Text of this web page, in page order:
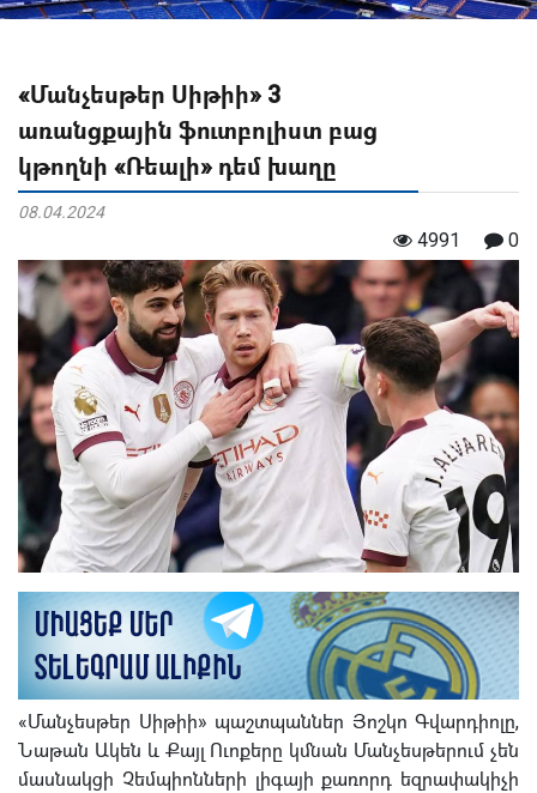
«Մանչեսթեր Սիթիի» 3
առանցքային ֆուտբոլիստ բաց
կթողնի «Ռեալի» դեմ խաղը
08.04.2024
4991 0
«Մանչեսթեր Սիթիի» պաշտպաններ Յոշկո Գվարդիոլը,
Նաթան Ակեն և Քայլ Ուոքերը կմնան Մանչեսթերում չեն
մասնակցի Չեմպիոնների լիգայի քառորդ եզրափակիչի